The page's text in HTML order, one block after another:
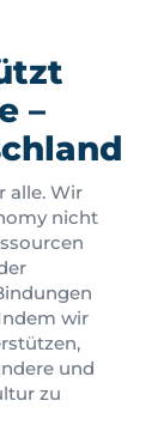
–
alle. Wir
nicht
wir
und
zu